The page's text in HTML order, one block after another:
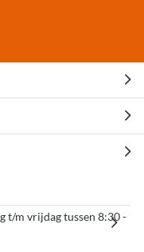
t/m vrijdag tussen 8:30 -